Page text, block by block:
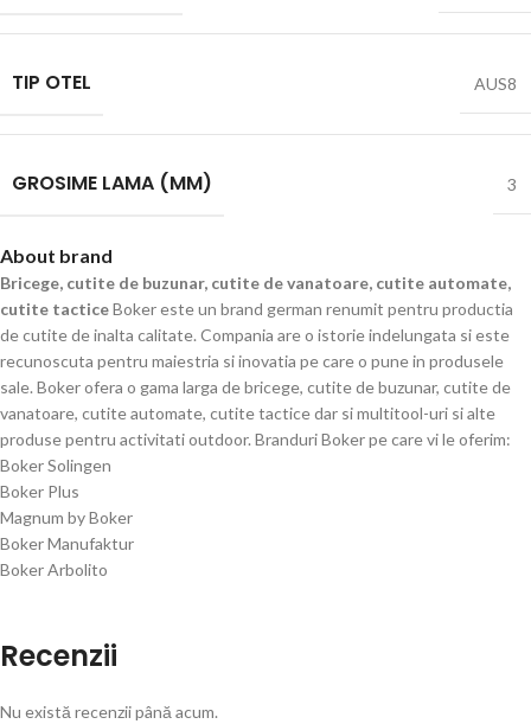
TIP OTEL AUS8
GROSIME LAMA (MM) 3
About brand
Bricege, cutite de buzunar, cutite de vanatoare, cutite automate,
cutite tacticeBoker este un brand german renumit pentru productia
de cutite de inalta calitate. Compania are o istorie indelungata si este
recunoscuta pentru maiestria si inovatia pe care o pune in produsele
sale. Boker ofera o gama larga de bricege, cutite de buzunar, cutite de
vanatoare, cutite automate, cutite tactice dar si multitool-uri si alte
produse pentru activitati outdoor. Branduri Boker pe care vi le oferim:
Boker Solingen
Boker Plus
Magnum by Boker
Boker Manufaktur
Boker Arbolito
Recenzii
Nu există recenzii până acum.